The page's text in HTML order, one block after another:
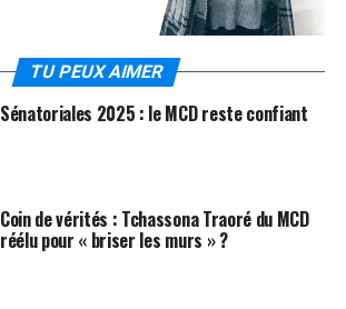
TU PEUX AIMER
Sénatoriales 2025 : le MCD reste confiant
Coin de vérités : Tchassona Traoré du MCD
réélu pour « briser les murs » ?